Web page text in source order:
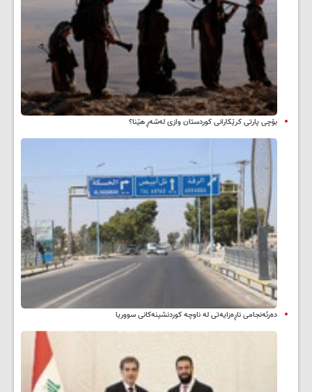
بۆچی پارتی کرێکارانی کوردستان وازی لەشەڕ هێنا؟
دەرئەنجامی ناڕەزایەتی لە ناوچە کوردنشینەکانی سووریا